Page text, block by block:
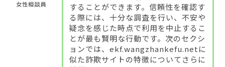
女性相談員
することができます。信頼性を確認す
る際には、十分な調査を行い、不安や
疑念を感じた時点で利用を中止するこ
とが最も賢明な行動です。次のセクシ
ョンでは、ekf.wangzhankefu.netに
似た詐欺サイトの特徴についてさらに